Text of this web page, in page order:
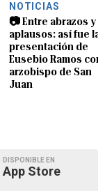
NOTICIAS
📷 Entre abrazos y
aplausos: así fue la
presentación de
Eusebio Ramos
arzobispo de San
Juan
DISPONIBLE EN
App Store